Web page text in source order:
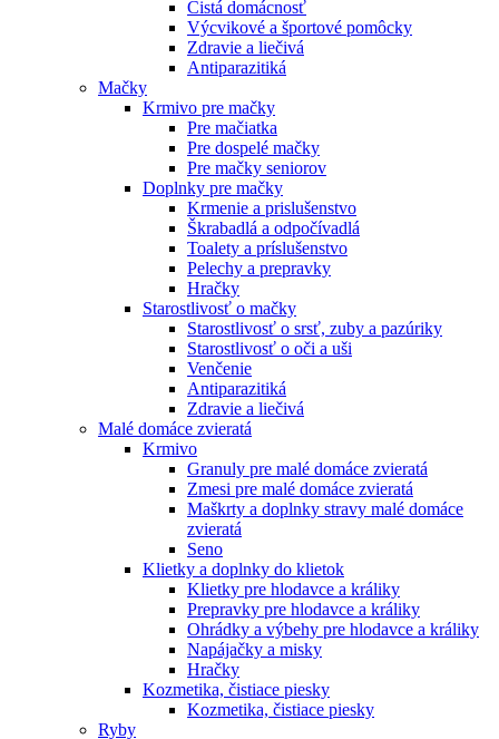
Čistá domácnosť
Výcvikové a športové pomôcky
Zdravie a liečivá
Antiparazitiká
Mačky
Krmivo pre mačky
Pre mačiatka
Pre dospelé mačky
Pre mačky seniorov
Doplnky pre mačky
Krmenie a prislušenstvo
Škrabadlá a odpočívadlá
Toalety а príslušenstvo
Pelechy a prepravky
Hračky
Starostlivosť o mačky
Starostlivosť o srsť, zuby a pazúriky
Starostlivosť o oči a uši
Venčenie
Antiparazitiká
Zdravie a liečivá
Malé domáce zvieratá
Krmivo
Granuly pre malé domáce zvieratá
Zmesi pre malé domáce zvieratá
Maškrty a doplnky stravy malé domáce
zvieratá
Seno
Klietky a doplnky do klietok
Klietky pre hlodavce a králiky
Prepravky pre hlodavce a králiky
Ohrádky a výbehy pre hlodavce a králiky
Napájačky a misky
Hračky
Kozmetika, čistiace piesky
Kozmetika, čistiace piesky
Ryby